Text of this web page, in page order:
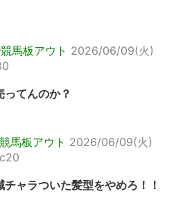
馬板アウト 2026/06/09(火)
てんのか？
馬板アウト 2026/06/09(火)
ャラついた髪型をやめろ！！